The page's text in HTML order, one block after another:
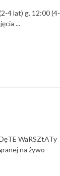
4 lat) g. 12:00 (4-
...
WaRSZtATy
na żywo